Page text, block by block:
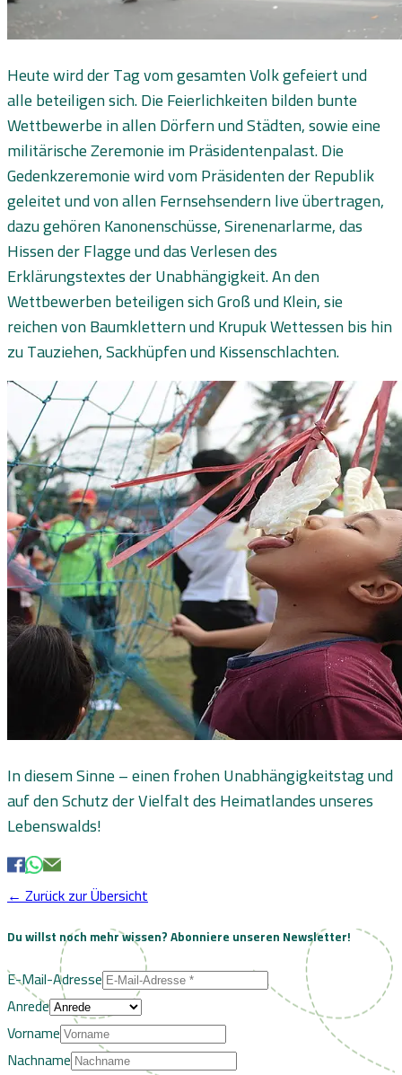
Heute wird der Tag vom gesamten Volk gefeiert und
alle beteiligen sich. Die Feierlichkeiten bilden bunte
Wettbewerbe in allen Dörfern und Städten, sowie eine
militärische Zeremonie im Präsidentenpalast. Die
Gedenkzeremonie wird vom Präsidenten der Republik
geleitet und von allen Fernsehsendern live übertragen,
dazu gehören Kanonenschüsse, Sirenenarlarme, das
Hissen der Flagge und das Verlesen des
Erklärungstextes der Unabhängigkeit. An den
Wettbewerben beteiligen sich Groß und Klein, sie
reichen von Baumklettern und Krupuk Wettessen bis hin
zu Tauziehen, Sackhüpfen und Kissenschlachten.
In diesem Sinne – einen frohen Unabhängigkeitstag und
auf den Schutz der Vielfalt des Heimatlandes unseres
Lebenswalds!
← Zurück zur Übersicht
Du willst noch mehr wissen?Abonniere unseren Newsletter!
E-Mail-Adresse
Anrede
Vorname
Nachname